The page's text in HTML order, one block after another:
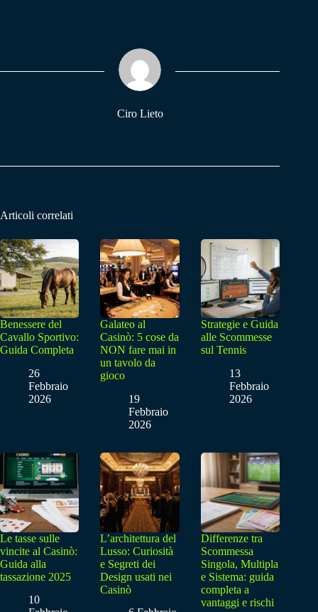
pp m
Ciro Lieto
Articoli correlati
Benessere del
Cavallo Sportivo:
Guida Completa
26
Febbraio
2026
Galateo al
Casinò: 5 cose da
NON fare mai in
un tavolo da
gioco
19
Febbraio
2026
Strategie e Guida
alle Scommesse
sul Tennis
13
Febbraio
2026
Le tasse sulle
vincite al Casinò:
Guida alla
tassazione 2025
10
L’architettura del
Lusso: Curiosità
e Segreti dei
Design usati nei
Casinò
Differenze tra
Scommessa
Singola, Multipla
e Sistema: guida
completa a
vantaggi e rischi